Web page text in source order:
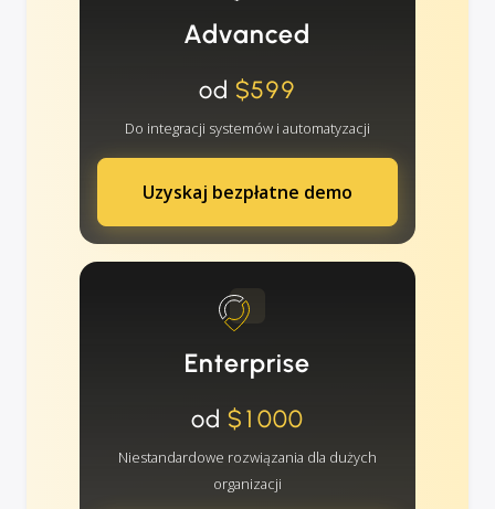
Advanced
od $599
Do integracji systemów i automatyzacji
Uzyskaj bezpłatne demo
Enterprise
od $1000
Niestandardowe rozwiązania dla dużych
organizacji